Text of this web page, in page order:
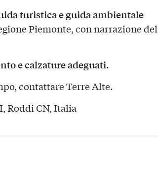
turistica e guida ambientale
Piemonte, con narrazione del
e calzature adeguati.
contattare Terre Alte.
Roddi CN, Italia